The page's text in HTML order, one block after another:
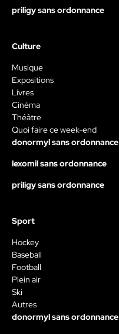
priligy sans ordonnance
Culture
Musique
Expositions
Livres
Cinéma
Théâtre
Quoi faire ce week-end
donormyl sans ordonnance
lexomil sans ordonnance
priligy sans ordonnance
Sport
Hockey
Baseball
Football
Plein air
Ski
Autres
donormyl sans ordonnance